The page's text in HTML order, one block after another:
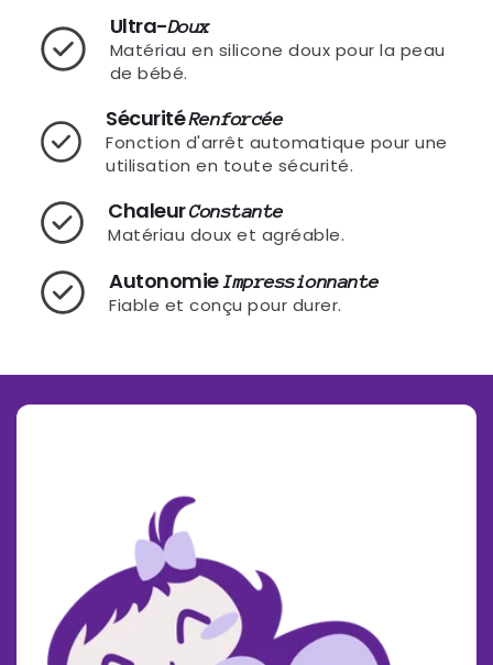
Ultra-Doux
Matériau en silicone doux pour la peau
de bébé.
SécuritéRenforcée
Fonction d'arrêt automatique pour une
utilisation en toute sécurité.
ChaleurConstante
Matériau doux et agréable.
AutonomieImpressionnante
Fiable et conçu pour durer.